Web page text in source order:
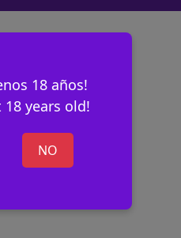
18 años!
years old!
NO